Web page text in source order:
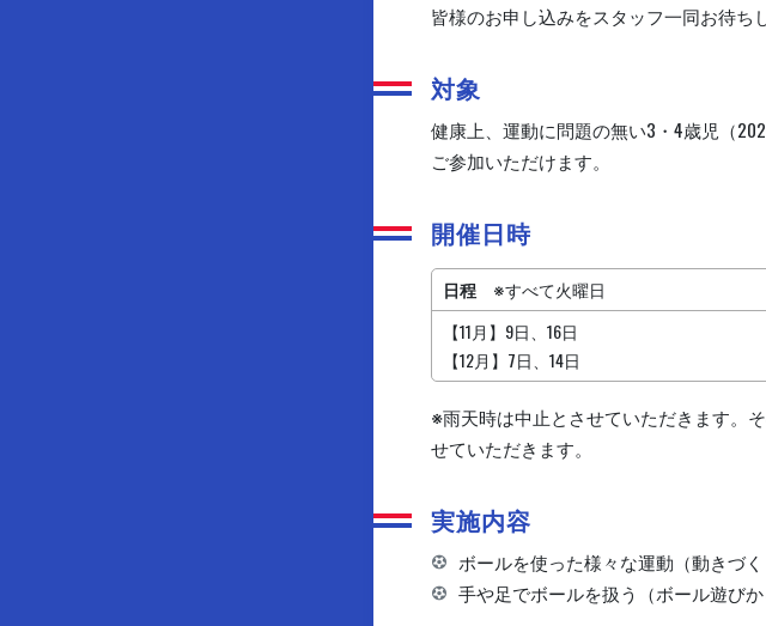
皆様のお申し込みをスタッフ一同お待ち
対象
健康上、運動に問題の無い3・4歳児（
ご参加いただけます。
開催日時
日程 ※すべて火曜日
【11月】9日、16日
【12月】7日、14日
※雨天時は中止とさせていただきます。
せていただきます。
実施内容
ボールを使った様々な運動（動きづく
手や足でボールを扱う（ボール遊びか